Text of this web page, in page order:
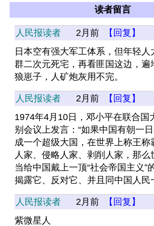
读者留言
人民报读者 2月前
【回复】
日本空有强大军工体系，但年轻人
群二次元死宅，再看匪国这边，遍
狼崽子，人矿炮灰用不完。
人民报读者 2月前
【回复】
1974年4月10日，邓小平在联合国
别会议上发言：“如果中国有朝一
成一个超级大国，在世界上称王称
人家、侵略人家、剥削人家，那么
当给中国戴上一顶“社会帝国主义”
揭露它、反对它、并且同中国人民
人民报读者 2月前
【回复】
紫微星人